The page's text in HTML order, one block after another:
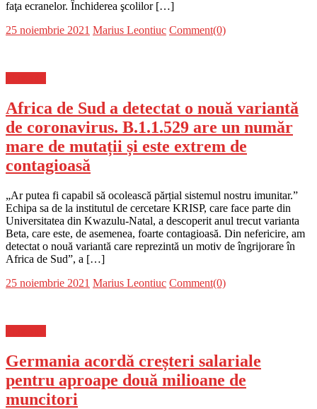
faţa ecranelor. Închiderea şcolilor […]
Posted
25 noiembrie 2021 Author
Marius Leontiuc Comment(0)
Africa de Sud a detectat o nouă variantă
de coronavirus. B.1.1.529 are un număr
mare de mutații și este extrem de
contagioasă
„Ar putea fi capabil să ocolească părțial sistemul nostru imunitar.”
Echipa sa de la institutul de cercetare KRISP, care face parte din
Universitatea din Kwazulu-Natal, a descoperit anul trecut varianta
Beta, care este, de asemenea, foarte contagioasă. Din nefericire, am
detectat o nouă variantă care reprezintă un motiv de îngrijorare în
Africa de Sud”, a […]
Posted
25 noiembrie 2021 Author
Marius Leontiuc Comment(0)
Germania acordă creșteri salariale
pentru aproape două milioane de
muncitori